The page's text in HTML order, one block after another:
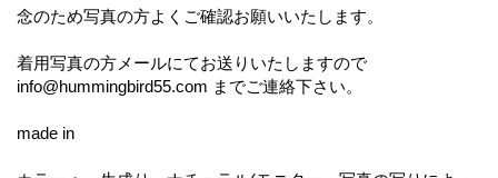
念のため写真の方よくご確認お願いいたします。
着用写真の方メールにてお送りいたしますので
info@hummingbird55.com までご連絡下さい。
made in